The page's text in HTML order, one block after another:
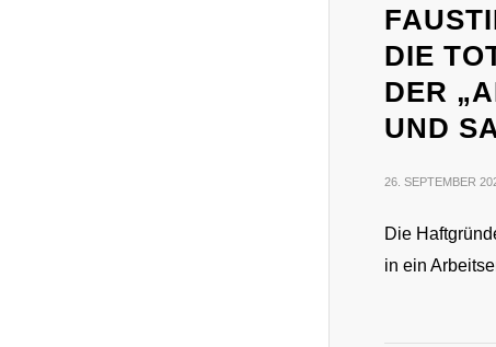
DIE
DER
UND
26. SEPTEMBER
Die
in ein